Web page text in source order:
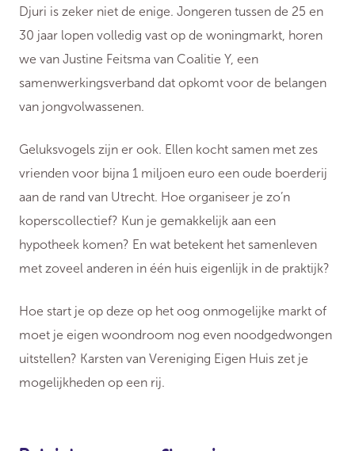
Djuri is zeker niet de enige. Jongeren tussen de 25 en
30 jaar lopen volledig vast op de woningmarkt, horen
we van Justine Feitsma van Coalitie Y, een
samenwerkingsverband dat opkomt voor de belangen
van jongvolwassenen.
Geluksvogels zijn er ook. Ellen kocht samen met zes
vrienden voor bijna 1 miljoen euro een oude boerderij
aan de rand van Utrecht. Hoe organiseer je zo’n
koperscollectief? Kun je gemakkelijk aan een
hypotheek komen? En wat betekent het samenleven
met zoveel anderen in één huis eigenlijk in de praktijk?
Hoe start je op deze op het oog onmogelijke markt of
moet je eigen woondroom nog even noodgedwongen
uitstellen? Karsten van Vereniging Eigen Huis zet je
mogelijkheden op een rij.